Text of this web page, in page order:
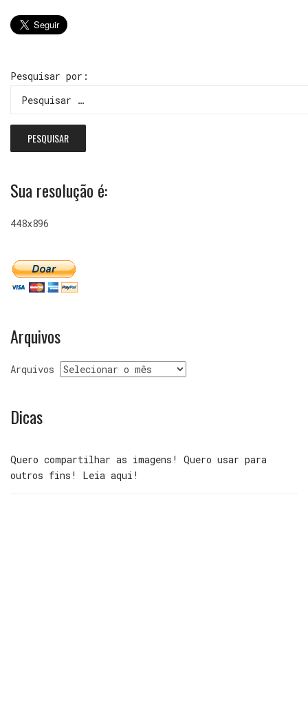
Pesquisar por:
Sua resolução é:
448x896
Arquivos
Arquivos
Dicas
Quero compartilhar as imagens! Quero usar para
outros fins! Leia aqui!